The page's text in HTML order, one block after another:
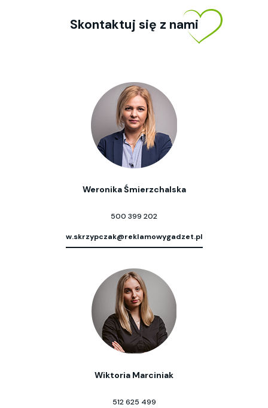
Skontaktuj się z nami
Weronika Śmierzchalska
500 399 202
w.skrzypczak@reklamowygadzet.pl
Wiktoria Marciniak
512 625 499